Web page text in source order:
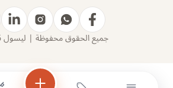
جميع الحقوق محفوظة | ليسول 2026 ©